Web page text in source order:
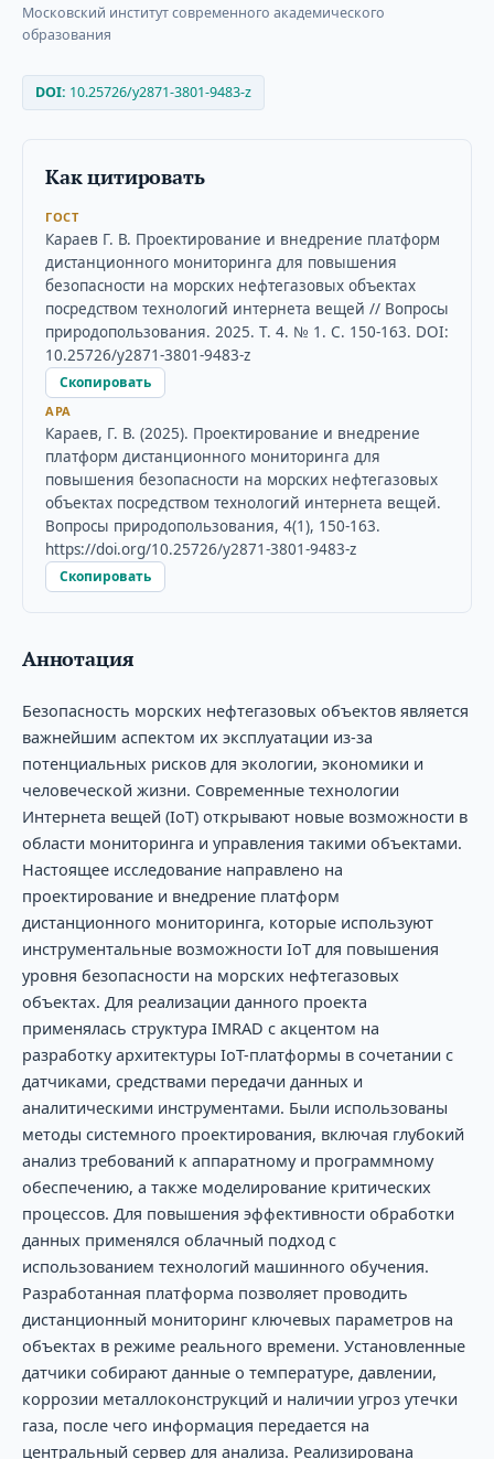
Московский институт современного академического
образования
DOI: 10.25726/y2871-3801-9483-z
Как цитировать
ГОСТ
Караев Г. В. Проектирование и внедрение платформ
дистанционного мониторинга для повышения
безопасности на морских нефтегазовых объектах
посредством технологий интернета вещей // Вопросы
природопользования. 2025. Т. 4. № 1. С. 150-163. DOI:
10.25726/y2871-3801-9483-z
Скопировать
APA
Караев, Г. В. (2025). Проектирование и внедрение
платформ дистанционного мониторинга для
повышения безопасности на морских нефтегазовых
объектах посредством технологий интернета вещей.
Вопросы природопользования, 4(1), 150-163.
https://doi.org/10.25726/y2871-3801-9483-z
Скопировать
Аннотация
Безопасность морских нефтегазовых объектов является
важнейшим аспектом их эксплуатации из-за
потенциальных рисков для экологии, экономики и
человеческой жизни. Современные технологии
Интернета вещей (IoT) открывают новые возможности в
области мониторинга и управления такими объектами.
Настоящее исследование направлено на
проектирование и внедрение платформ
дистанционного мониторинга, которые используют
инструментальные возможности IoT для повышения
уровня безопасности на морских нефтегазовых
объектах. Для реализации данного проекта
применялась структура IMRAD с акцентом на
разработку архитектуры IoT-платформы в сочетании с
датчиками, средствами передачи данных и
аналитическими инструментами. Были использованы
методы системного проектирования, включая глубокий
анализ требований к аппаратному и программному
обеспечению, а также моделирование критических
процессов. Для повышения эффективности обработки
данных применялся облачный подход с
использованием технологий машинного обучения.
Разработанная платформа позволяет проводить
дистанционный мониторинг ключевых параметров на
объектах в режиме реального времени. Установленные
датчики собирают данные о температуре, давлении,
коррозии металлоконструкций и наличии угроз утечки
газа, после чего информация передается на
центральный сервер для анализа. Реализирована